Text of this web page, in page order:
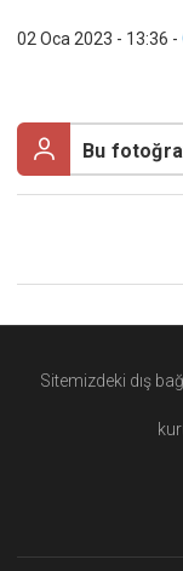
02 Oca 2023 - 13:36 -
Sitemizdeki dış